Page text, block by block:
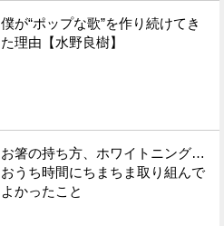
ェ
ア
僕が“ポップな歌”を作り続けてき
た理由【水野良樹】
お箸の持ち方、ホワイトニング…
おうち時間にちまちま取り組んで
よかったこと